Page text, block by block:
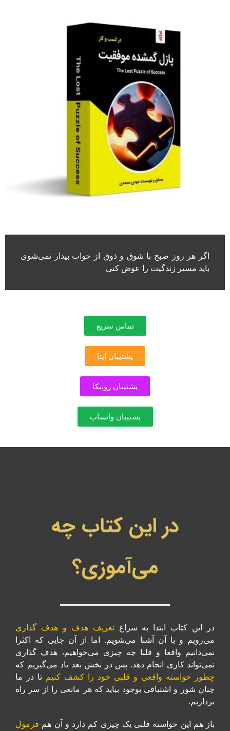
اگر هر روز صبح با شوق و ذوق از خواب بیدار نمی‌شوی
باید مسیر زندگیت را عوض کنی
تماس سریع
پشتیبان ایتا
پشتیبان روبیکا
پشتیبان واتساپ
در این کتاب چه
می‌آموزی؟
در این کتاب ابتدا به سراغتعریف هدف و هدف گذاری
می‌رویم و با آن آشنا می‌شویم. اما از آن جایی که اکثرا
نمی‌دانیم واقعا و قلبا چه چیزی می‌خواهیم، هدف گذاری
نمی‌تواند کاری انجام دهد. پس در بخش بعد یاد می‌گیریم که
چطور خواسته واقعی و قلبی خود را کشف کنیم تا در ما
چنان شور و اشتیاقی بوجود بیاید که هر مانعی را از سر راه
برداریم.
باز هم این خواسته قلبی یک چیزی کم دارد و آن هم فرمول